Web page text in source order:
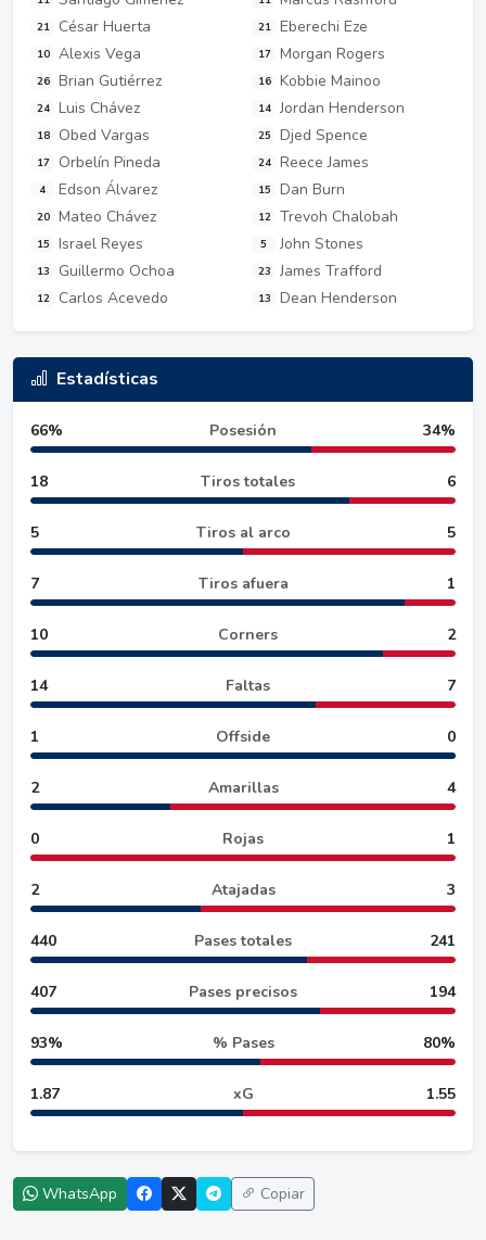
21 César Huerta
10 Alexis Vega
26 Brian Gutiérrez
24 Luis Chávez
18 Obed Vargas
17 Orbelín Pineda
4 Edson Álvarez
20 Mateo Chávez
15 Israel Reyes
13 Guillermo Ochoa
12 Carlos Acevedo
21 Eberechi Eze
17 Morgan Rogers
16 Kobbie Mainoo
14 Jordan Henderson
25 Djed Spence
24 Reece James
15 Dan Burn
12 Trevoh Chalobah
5 John Stones
23 James Trafford
13 Dean Henderson
Estadísticas
66% Posesión 34%
18 Tiros totales 6
5 Tiros al arco 5
7 Tiros afuera 1
10 Corners 2
14 Faltas 7
1 Offside 0
2 Amarillas 4
0 Rojas 1
2 Atajadas 3
440 Pases totales 241
407 Pases precisos 194
93% % Pases 80%
1.87 xG 1.55
WhatsApp Copiar